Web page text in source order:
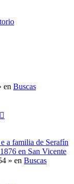
en Buscas
a familia de Serafín
en San Vicente
» en Buscas